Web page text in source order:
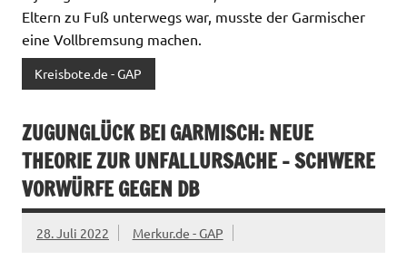
Eltern zu Fuß unterwegs war, musste der Garmischer
eine Vollbremsung machen.
Kreisbote.de - GAP
ZUGUNGLÜCK BEI GARMISCH: NEUE
THEORIE ZUR UNFALLURSACHE – SCHWERE
VORWÜRFE GEGEN DB
28. Juli 2022 Merkur.de - GAP